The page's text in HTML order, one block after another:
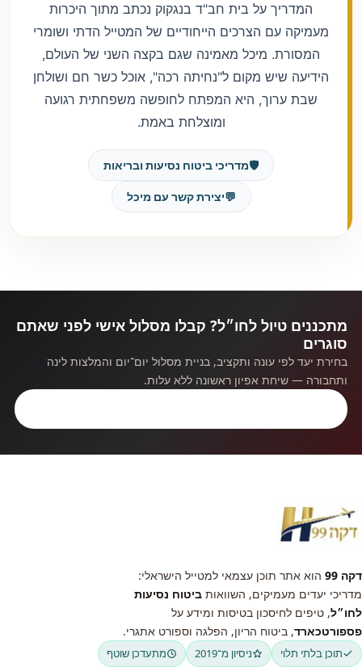
המדריך על בית חב"ד בנגקוק נכתב מתוך היכרות
מעמיקה עם הצרכים הייחודיים של המטייל הדתי ושומרי
המסורת. מיכל מאמינה שגם בקצה השני של העולם,
הידיעה שיש מקום ל"נחיתה רכה", אוכל כשר חם ושולחן
שבת ערוך, היא המפתח לחופשה משפחתית רגועה
ומוצלחת באמת.
🛡️מדריכי ביטוח נסיעות ובריאות
💬יצירת קשר עם מיכל
מתכננים טיול לחו״ל? קבלו מסלול אישי לפני שאתם
סוגרים
בחירת יעד לפי עונה ותקציב, בניית מסלול יום־יום והמלצות לינה
ותחבורה — שיחת אפיון ראשונה ללא עלות.
דקה 99
הוא אתר תוכן עצמאי למטייל הישראלי:
מדריכי יעדים מעמיקים, השוואות ביטוח נסיעות
לחו״ל, טיפים לחיסכון בטיסות ומידע על
פספורטכארד, ביטוח הריון, הפלגה וספורט אתגרי.
תוכן בלתי תלוי ניסיון מ־2019 מתעדכן שוטף